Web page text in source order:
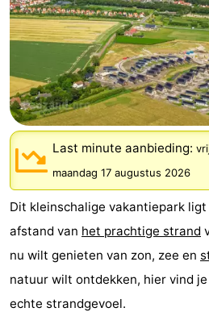
Campings
Hotels
Vakantiehuizen
-
Bad
Meersee
-
Beach
Resort
Nieuwvliet-
Bad
-
De
Meulinge
-
EuroParcs
Cadzand
-
Hoogduin
-
Last minute aanbieding:
maandag 17 augustus 2026
Dit kleinschalige vakantiepark
afstand van het prachtige strand
nu wilt genieten van zon, zee en
natuur wilt ontdekken, hier vind
echte strandgevoel.